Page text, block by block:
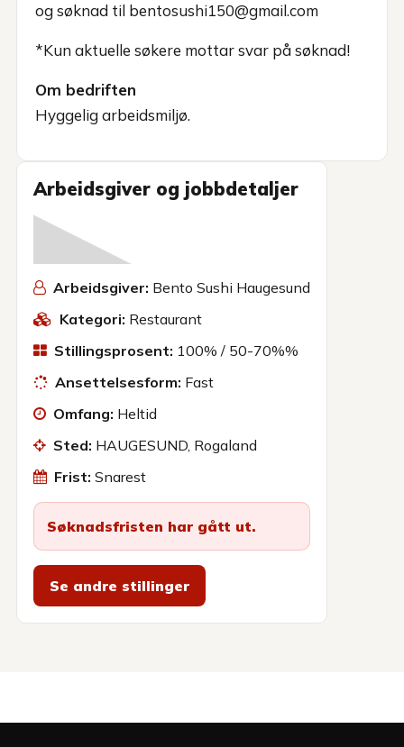
og søknad til bentosushi150@gmail.com
*Kun aktuelle søkere mottar svar på søknad!
Om bedriften
Hyggelig arbeidsmiljø.
Arbeidsgiver og jobbdetaljer
Arbeidsgiver: Bento Sushi Haugesund
Kategori: Restaurant
Stillingsprosent: 100% / 50-70%%
Ansettelsesform: Fast
Omfang: Heltid
Sted: HAUGESUND, Rogaland
Frist: Snarest
Søknadsfristen har gått ut.
Se andre stillinger